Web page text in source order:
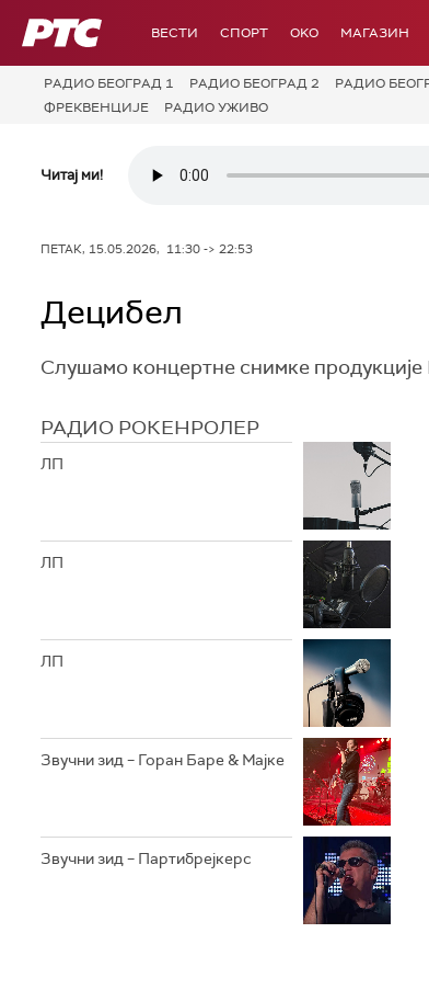
РТС ВЕСТИ СПОРТ OKO МАГАЗИН
РАДИО БЕОГРАД 1 РАДИО БЕОГРАД 2 РАДИО
ФРЕКВЕНЦИЈЕ
РАДИО УЖИВО
Читај ми!
ПЕТАК, 15.05.2026, 11:30 -> 22:53
Децибел
Слушамо концертне снимке
РАДИО РОКЕНРОЛЕР
ЛП
ЛП
ЛП
Звучни зид – Горан Баре & Мајке
Звучни зид – Партибрејкерс